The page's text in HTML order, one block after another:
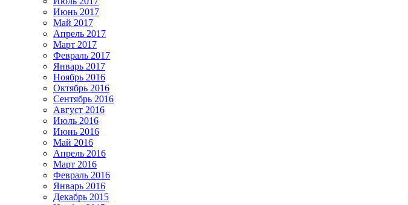
Июнь 2017
Май 2017
Апрель 2017
Март 2017
Февраль 2017
Январь 2017
Ноябрь 2016
Октябрь 2016
Сентябрь 2016
Август 2016
Июль 2016
Июнь 2016
Май 2016
Апрель 2016
Март 2016
Февраль 2016
Январь 2016
Декабрь 2015